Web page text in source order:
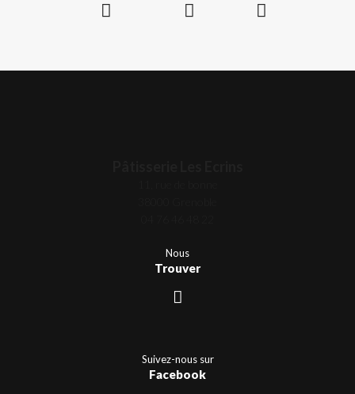
Nous
Trouver
Suivez-nous sur
Facebook